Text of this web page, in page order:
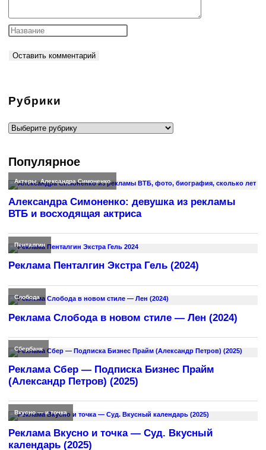
Рубрики
Рубрики
Популярное
Актеры,Александра Симоненко
Александра Симоненко: девушка из рекламы
ВТБ и восходящая актриса
Пенталгин
Реклама Пенталгин Экстра Гель (2024)
Слобода
Реклама Слобода в новом стиле — Лен (2024)
Сбербанк
Реклама Сбер — Подписка Бизнес Прайм
(Александр Петров) (2025)
Вкусно — и точка
Реклама Вкусно и точка — Суд. Вкусный
календарь (2025)